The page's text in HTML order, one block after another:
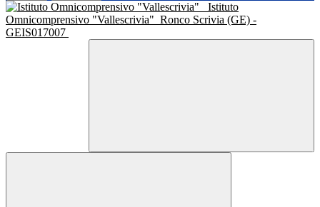
Istituto
Omnicomprensivo "Vallescrivia" Ronco Scrivia (GE) -
GEIS017007